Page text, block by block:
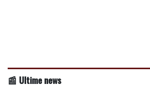
📰 Ultime news